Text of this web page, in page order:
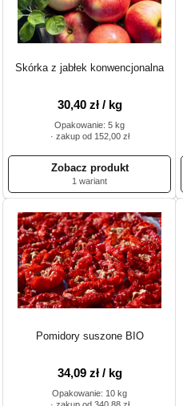
Skórka z jabłek konwencjonalna
30,40 zł / kg
Opakowanie: 5 kg
· zakup od 152,00 zł
1 wariant
Pomidory suszone BIO
34,09 zł / kg
Opakowanie: 10 kg